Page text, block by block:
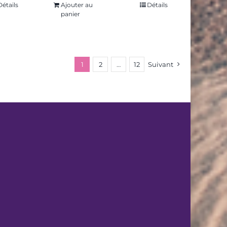
Ajouter au
panier
Détails
1 2 … 12 Suivant